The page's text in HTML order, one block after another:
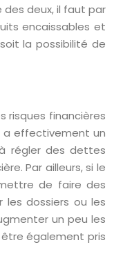
deux, il faut par
encaissables et
la possibilité de
risques financières
a effectivement un
régler des dettes
Par ailleurs, si le
de faire des
les dossiers ou les
un peu les
également pris